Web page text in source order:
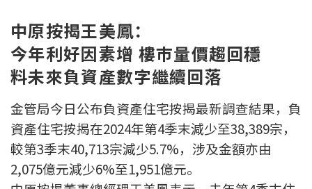
推薦齊齊友賞
按揭工具
按揭計算
轉按計算
置業預算
中原按揭王美鳳：
今年利好因素增 樓巿量價趨回穩
料未來負資產數字繼續回落
金管局今日公布負資產住宅按揭最新調查結果，負
資產住宅按揭在2024年第4季末減少至38,389宗，
較第3季末40,713宗減少5.7%，涉及金額亦由
2,075億元減少6%至1,951億元。